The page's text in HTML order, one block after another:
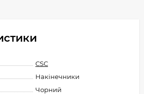
CSC
Накінечники
Чорний